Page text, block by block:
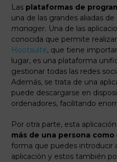
Las plataformas de
una de las grandes aliadas
manager. Una de las
conocida que permite
Hootsuite, que tiene
lugar, es una plataforma
gestionar todas las redes
Además, se trata de una
puede descargarse en
ordenadores, facilitando
Por otra parte, esta
más de una persona como
forma que puedes introducir
aplicación y estos también